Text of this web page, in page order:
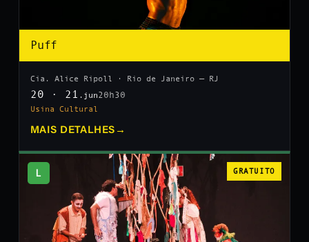
Puff
Cia. Alice Ripoll · Rio de Janeiro — RJ
20 · 21 .jun20h30
Usina Cultural
MAIS DETALHES →
L GRATUITO